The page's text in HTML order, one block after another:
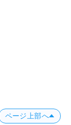
ページ上部へ